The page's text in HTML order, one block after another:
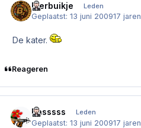
Bierbuikje Leden
Geplaatst:13 juni 200917 jaren
De kater.
Reageren
Basssss Leden
Geplaatst:13 juni 200917 jaren